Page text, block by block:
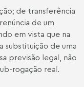
de transferência
de um
em vista que na
substituição de uma
previsão legal, não
rogação real.